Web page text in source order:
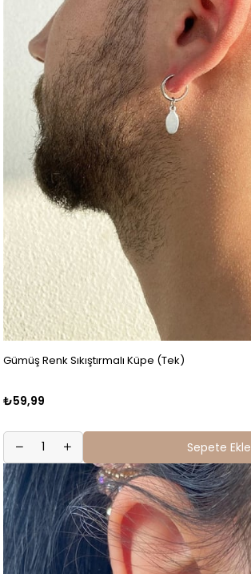
Gümüş Renk Sıkıştırmalı Küpe (Tek)
₺59,99
Sepete Ekle